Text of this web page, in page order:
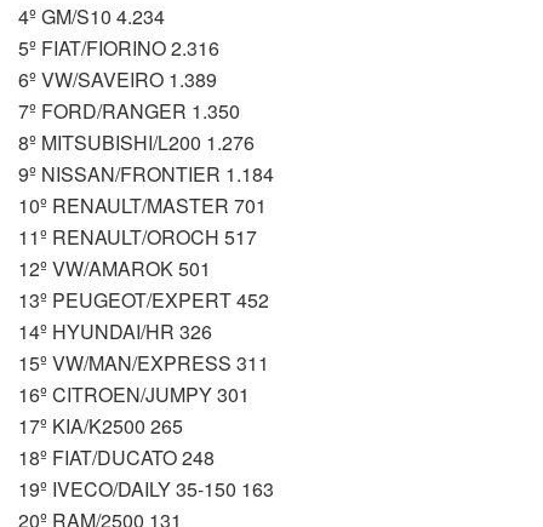
4º GM/S10 4.234
5º FIAT/FIORINO 2.316
6º VW/SAVEIRO 1.389
7º FORD/RANGER 1.350
8º MITSUBISHI/L200 1.276
9º NISSAN/FRONTIER 1.184
10º RENAULT/MASTER 701
11º RENAULT/OROCH 517
12º VW/AMAROK 501
13º PEUGEOT/EXPERT 452
14º HYUNDAI/HR 326
15º VW/MAN/EXPRESS 311
16º CITROEN/JUMPY 301
17º KIA/K2500 265
18º FIAT/DUCATO 248
19º IVECO/DAILY 35-150 163
20º RAM/2500 131